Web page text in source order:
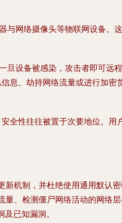
与网络摄像头等物联网设备。
旦设备被感染，攻击者即可远
、劫持网络流量或进行加密
全性往往被置于次要地位。用
机制，并杜绝使用通用默认密
、检测僵尸网络活动的网络层
已知漏洞。